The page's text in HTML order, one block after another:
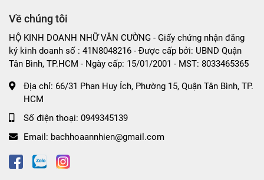
Về chúng tôi
HỘ KINH DOANH NHỮ VĂN CƯỜNG - Giấy chứng nhận đăng
ký kinh doanh số : 41N8048216 - Được cấp bởi: UBND Quận
Tân Bình, TP.HCM - Ngày cấp: 15/01/2001 - MST: 8033465365
Địa chỉ: 66/31 Phan Huy Ích, Phường 15, Quận Tân Bình, TP.
HCM
Số điện thoại: 0949345139
Email: bachhoaannhien@gmail.com